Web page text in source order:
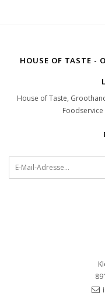
HOUSE OF TASTE -
House of Taste,